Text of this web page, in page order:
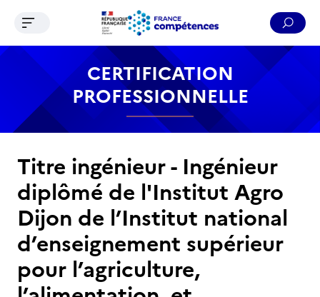
Contenu Recherche Menu Pied de page
Ouvrir le menu de navigation
CERTIFICATION
PROFESSIONNELLE
Titre ingénieur - Ingénieur
diplômé de l'Institut Agro
Dijon de l’Institut national
d’enseignement supérieur
pour l’agriculture,